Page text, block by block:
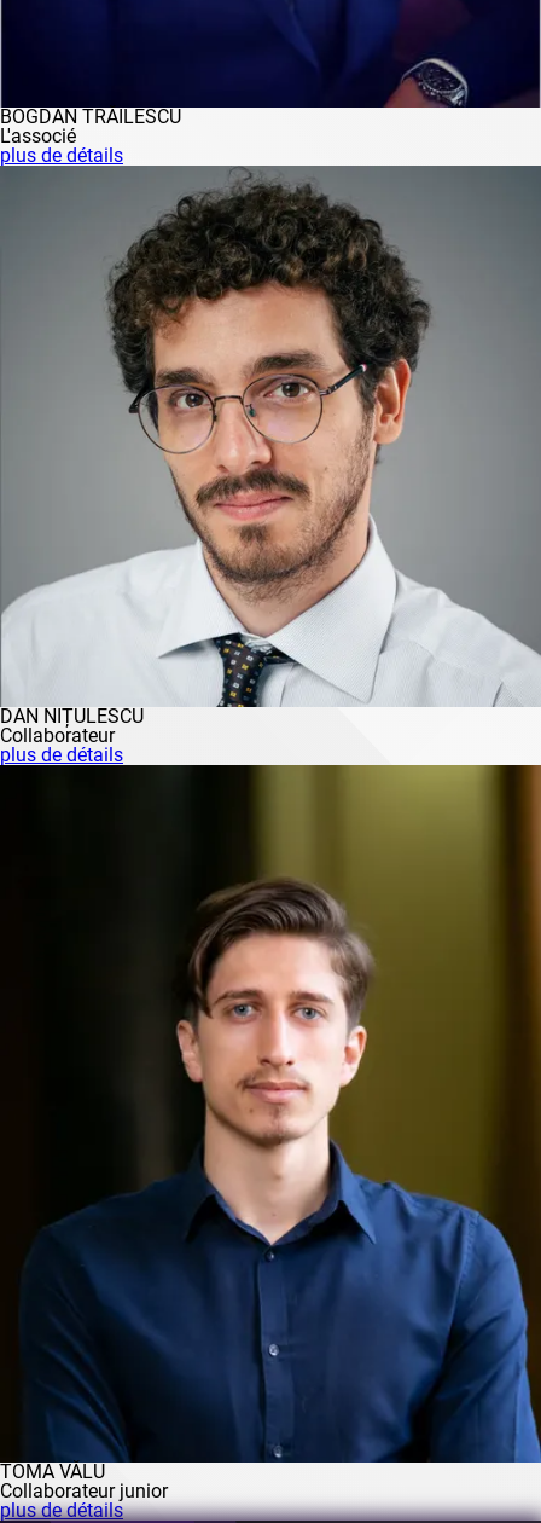
BOGDAN TRĂILESCU
L'associé
plus de détails
DAN NIȚULESCU
Collaborateur
plus de détails
TOMA VĂLU
Collaborateur junior
plus de détails